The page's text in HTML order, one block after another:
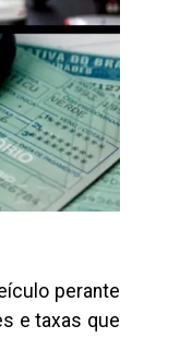
perante
e taxas que